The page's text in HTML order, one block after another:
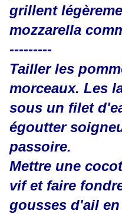
grillent
mozzarella
---------
Tailler les
morceaux. Les
sous un filet
égoutter
passoire.
Mettre une
vif et faire
gousses d'ail